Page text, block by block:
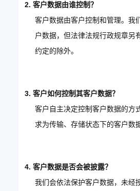
2. 客户数据由谁控制？
客户数据由客户控制和管理。我
户数据，但法律法规行政规章另
约定的除外。
3. 客户如何控制其客户数据？
客户自主决定控制客户数据的方
求为传输、存储状态下的客户数
4. 客户数据是否会被披露？
我们会依法保护客户数据，未经